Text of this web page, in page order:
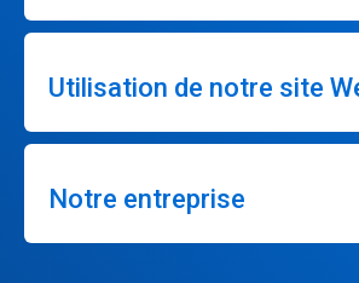
Utilisation de notre site
Notre entreprise